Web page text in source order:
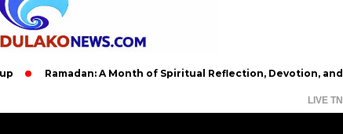
Ramadan: A Month of Spiritual Reflection, Devotion, and Charity
LIVE TN